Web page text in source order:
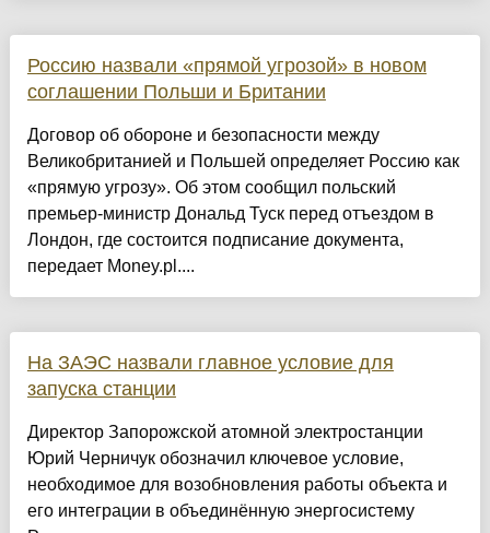
Россию назвали «прямой угрозой» в новом
соглашении Польши и Британии
Договор об обороне и безопасности между
Великобританией и Польшей определяет Россию как
«прямую угрозу». Об этом сообщил польский
премьер-министр Дональд Туск перед отъездом в
Лондон, где состоится подписание документа,
передает Money.pl....
На ЗАЭС назвали главное условие для
запуска станции
Директор Запорожской атомной электростанции
Юрий Черничук обозначил ключевое условие,
необходимое для возобновления работы объекта и
его интеграции в объединённую энергосистему